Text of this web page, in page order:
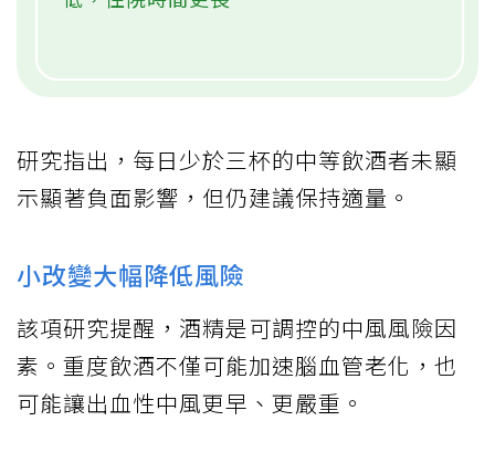
研究指出，每日少於三杯的中等飲酒者未顯
示顯著負面影響，但仍建議保持適量。
小改變大幅降低風險
該項研究提醒，酒精是可調控的中風風險因
素。重度飲酒不僅可能加速腦血管老化，也
可能讓出血性中風更早、更嚴重。